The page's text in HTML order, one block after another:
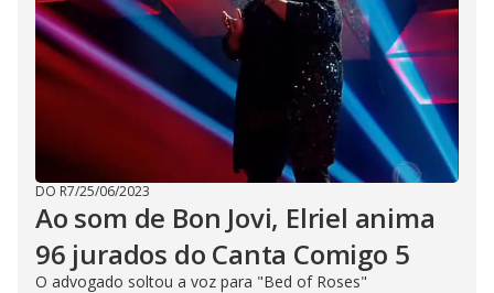
DO R7/25/06/2023
Ao som de Bon Jovi, Elriel anima
96 jurados do Canta Comigo 5
O advogado soltou a voz para "Bed of Roses"